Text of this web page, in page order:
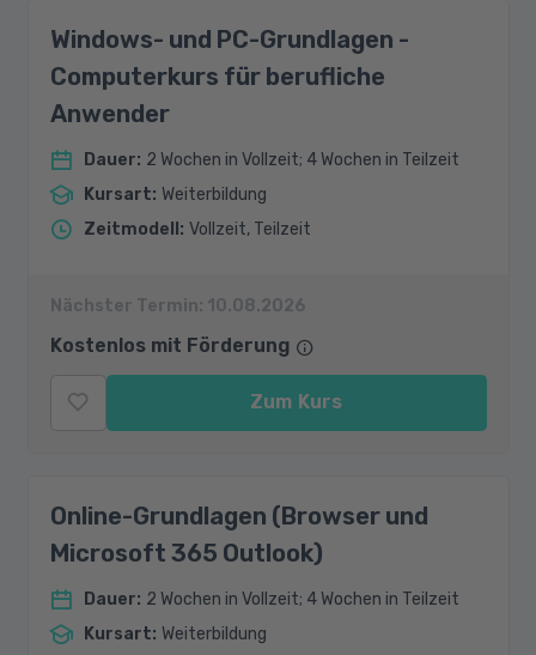
Windows- und PC-Grundlagen -
Computerkurs für berufliche
Anwender
Dauer: 2 Wochen in Vollzeit; 4 Wochen in Teilzeit
Kursart: Weiterbildung
Zeitmodell : Vollzeit, Teilzeit
Nächster Termin: 10.08.2026
Kostenlos mit Förderung
Zum Kurs
Online-Grundlagen (Browser und
Microsoft 365 Outlook)
Dauer: 2 Wochen in Vollzeit; 4 Wochen in Teilzeit
Kursart: Weiterbildung